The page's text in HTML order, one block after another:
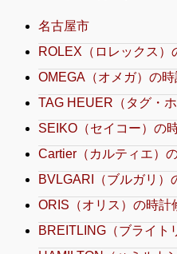
名古屋市
ROLEX（ロレックス）
OMEGA（オメガ）の時
TAG HEUER（タグ・
SEIKO（セイコー）の
Cartier（カルティエ）
BVLGARI（ブルガリ）
ORIS（オリス）の時計
BREITLING（ブライト